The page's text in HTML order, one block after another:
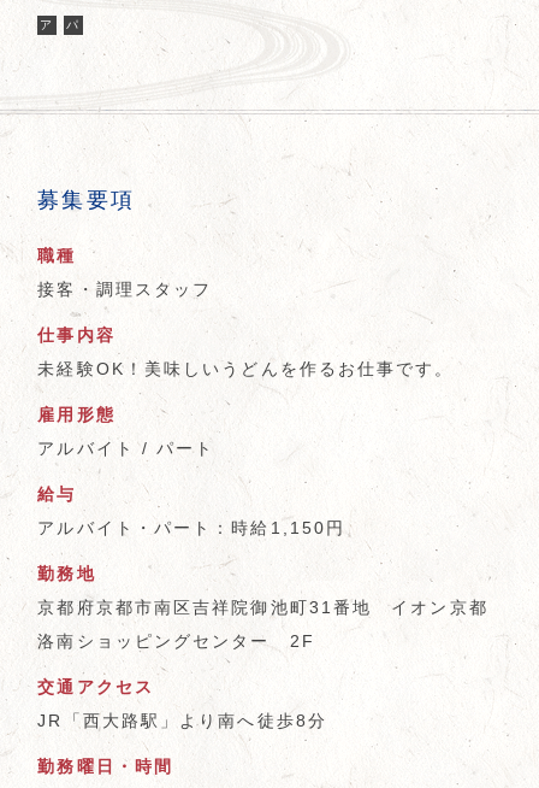
ア パ
募集要項
職種
接客・調理スタッフ
仕事内容
未経験OK！美味しいうどんを作るお仕事です。
雇用形態
アルバイト / パート
給与
アルバイト・パート：時給1,150円
勤務地
京都府京都市南区吉祥院御池町31番地 イオン京都
洛南ショッピングセンター 2F
交通アクセス
JR「西大路駅」より南へ徒歩8分
勤務曜日・時間